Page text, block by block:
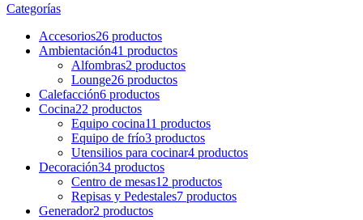
Categorías
Accesorios26 productos
Ambientación41 productos
Alfombras2 productos
Lounge26 productos
Calefacción6 productos
Cocina22 productos
Equipo cocina11 productos
Equipo de frío3 productos
Utensilios para cocinar4 productos
Decoración34 productos
Centro de mesas12 productos
Repisas y Pedestales7 productos
Generador2 productos